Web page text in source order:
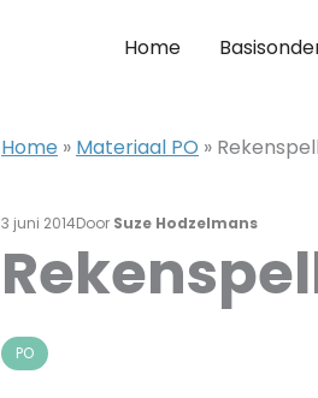
Home
Home » Materiaal PO »
3 juni 2014Door Suze Hodzelmans
PO